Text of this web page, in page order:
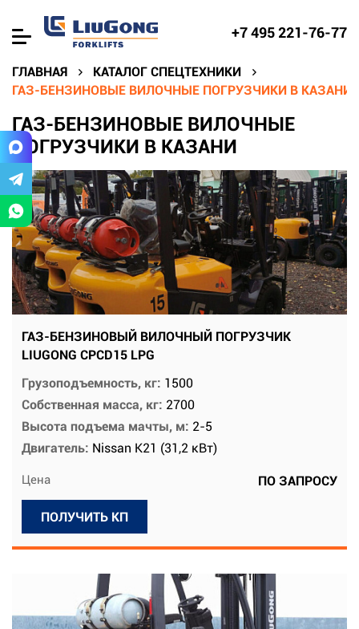
+7 495 221-76-77
ГЛАВНАЯ
КАТАЛОГ СПЕЦТЕХНИКИ
ГАЗ-БЕНЗИНОВЫЕ ВИЛОЧНЫЕ ПОГРУЗЧИКИ В КАЗАНИ
ГАЗ-БЕНЗИНОВЫЕ ВИЛОЧНЫЕ
ПОГРУЗЧИКИ В КАЗАНИ
ГАЗ-БЕНЗИНОВЫЙ ВИЛОЧНЫЙ ПОГРУЗЧИК
LIUGONG CPCD15 LPG
Грузоподъемность, кг: 1500
Собственная масса, кг: 2700
Высота подъема мачты, м: 2-5
Двигатель: Nissan K21 (31,2 кВт)
Цена ПО ЗАПРОСУ
ПОЛУЧИТЬ КП